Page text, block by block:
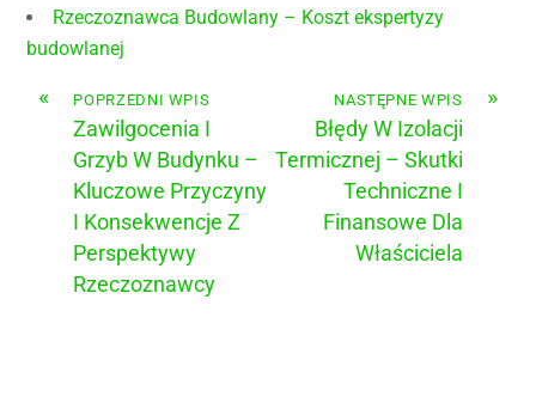
Rzeczoznawca Budowlany – Koszt ekspertyzy
budowlanej
« POPRZEDNI WPIS
Zawilgocenia I
Grzyb W Budynku –
Kluczowe Przyczyny
I Konsekwencje Z
Perspektywy
Rzeczoznawcy
»
NASTĘPNE WPIS
Błędy W Izolacji
Termicznej – Skutki
Techniczne I
Finansowe Dla
Właściciela